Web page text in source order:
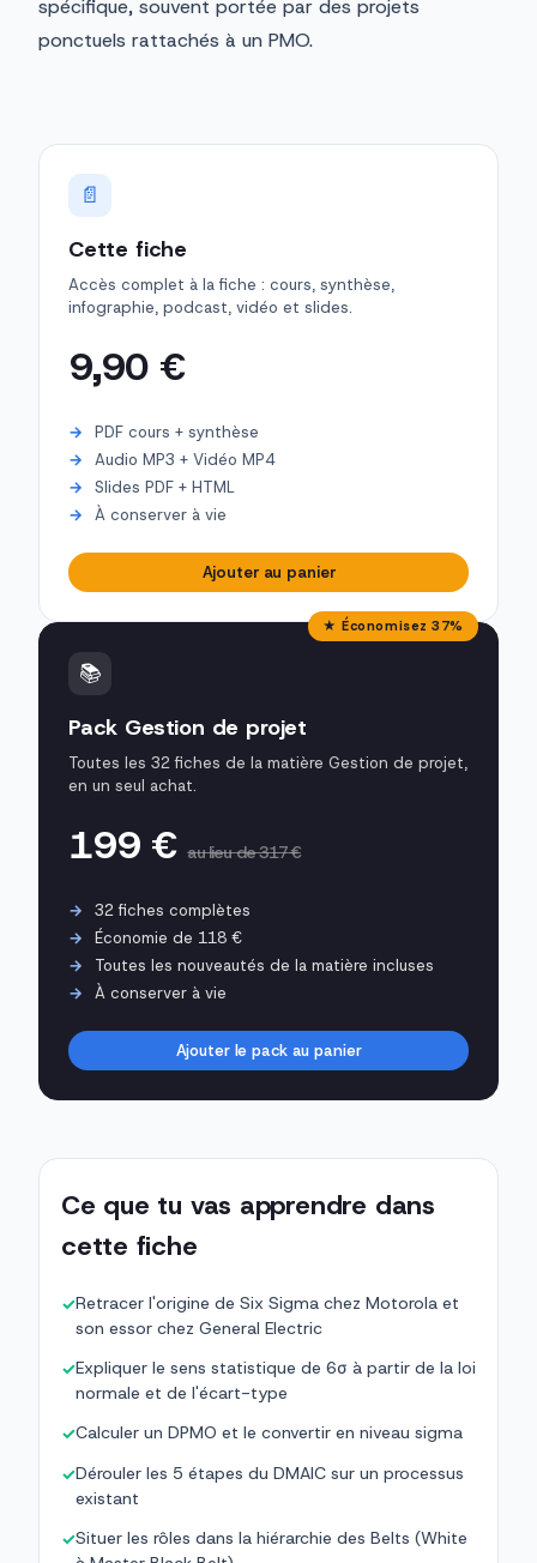
spécifique, souvent portée par des projets
ponctuels rattachés à un PMO.
📄
Cette fiche
Accès complet à la fiche : cours, synthèse,
infographie, podcast, vidéo et slides.
9,90 €
PDF cours + synthèse
Audio MP3 + Vidéo MP4
Slides PDF + HTML
À conserver à vie
Ajouter au panier
★ Économisez 37%
📚
Pack Gestion de projet
Toutes les 32 fiches de la matière Gestion de projet,
en un seul achat.
199 €au lieu de 317 €
32 fiches complètes
Économie de 118 €
Toutes les nouveautés de la matière incluses
À conserver à vie
Ajouter le pack au panier
Ce que tu vas apprendre dans
cette fiche
✓Retracer l'origine de Six Sigma chez Motorola et
son essor chez General Electric
✓Expliquer le sens statistique de 6σ à partir de la loi
normale et de l'écart-type
✓Calculer un DPMO et le convertir en niveau sigma
✓Dérouler les 5 étapes du DMAIC sur un processus
existant
✓Situer les rôles dans la hiérarchie des Belts (White